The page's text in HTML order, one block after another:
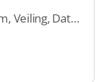
Website, Webshop, Platform, Veiling, Dating